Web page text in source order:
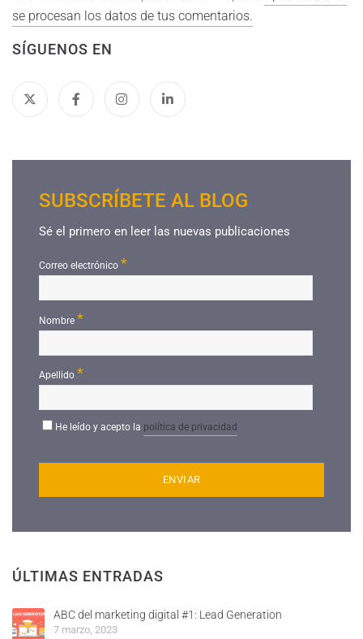
se procesan los datos de tus comentarios.
SÍGUENOS EN
SUBSCRÍBETE AL BLOG
Sé el primero en leer las nuevas publicaciones
Correo electrónico *
Nombre*
Apellido *
He leído y acepto la política de privacidad
ÚLTIMAS ENTRADAS
ABC del marketing digital #1: Lead Generation
7 marzo, 2023